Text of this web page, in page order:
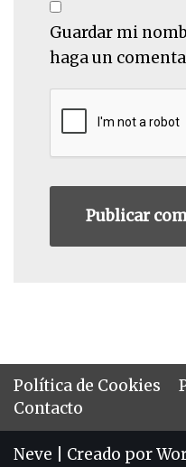
Guardar mi
haga un
Política de Cookies
Contacto
Neve | Creado por